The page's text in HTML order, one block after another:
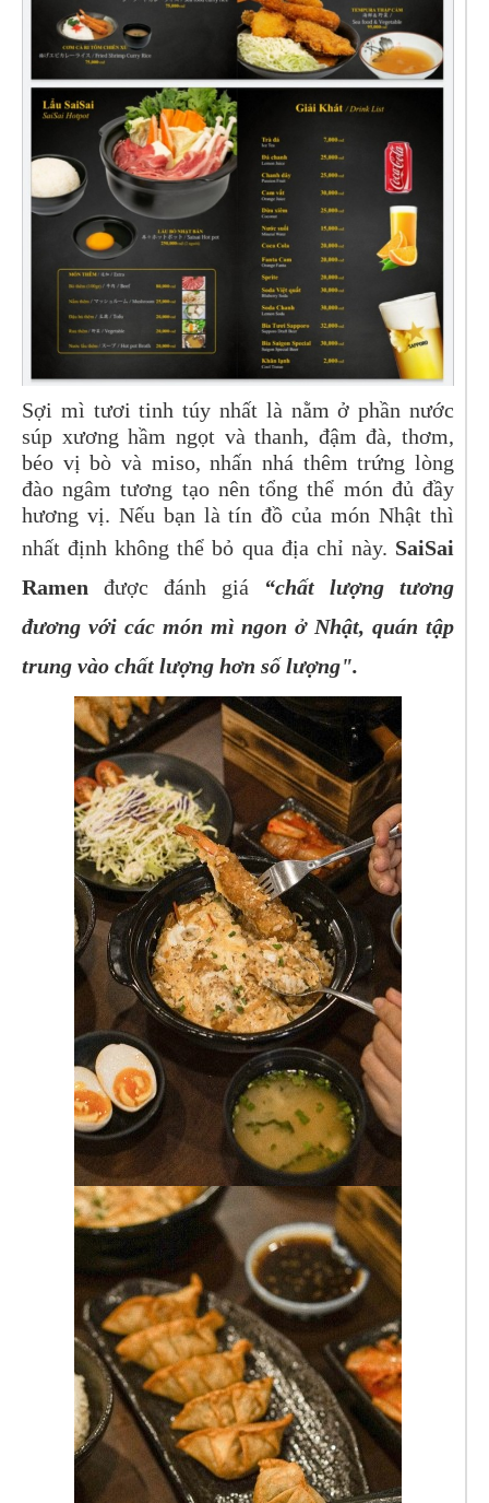
Sợi mì tươi tinh túy nhất là nằm ở phần nước
súp xương hầm ngọt và thanh, đậm đà, thơm,
béo vị bò và miso, nhấn nhá thêm trứng lòng
đào ngâm tương tạo nên tổng thể món đủ đầy
hương vị. Nếu bạn là tín đồ của món Nhật thì
nhất định không thể bỏ qua địa chỉ này. SaiSai
Ramen được đánh giá “chất lượng tương
đương với các món mì ngon ở Nhật, quán tập
trung vào chất lượng hơn số lượng".